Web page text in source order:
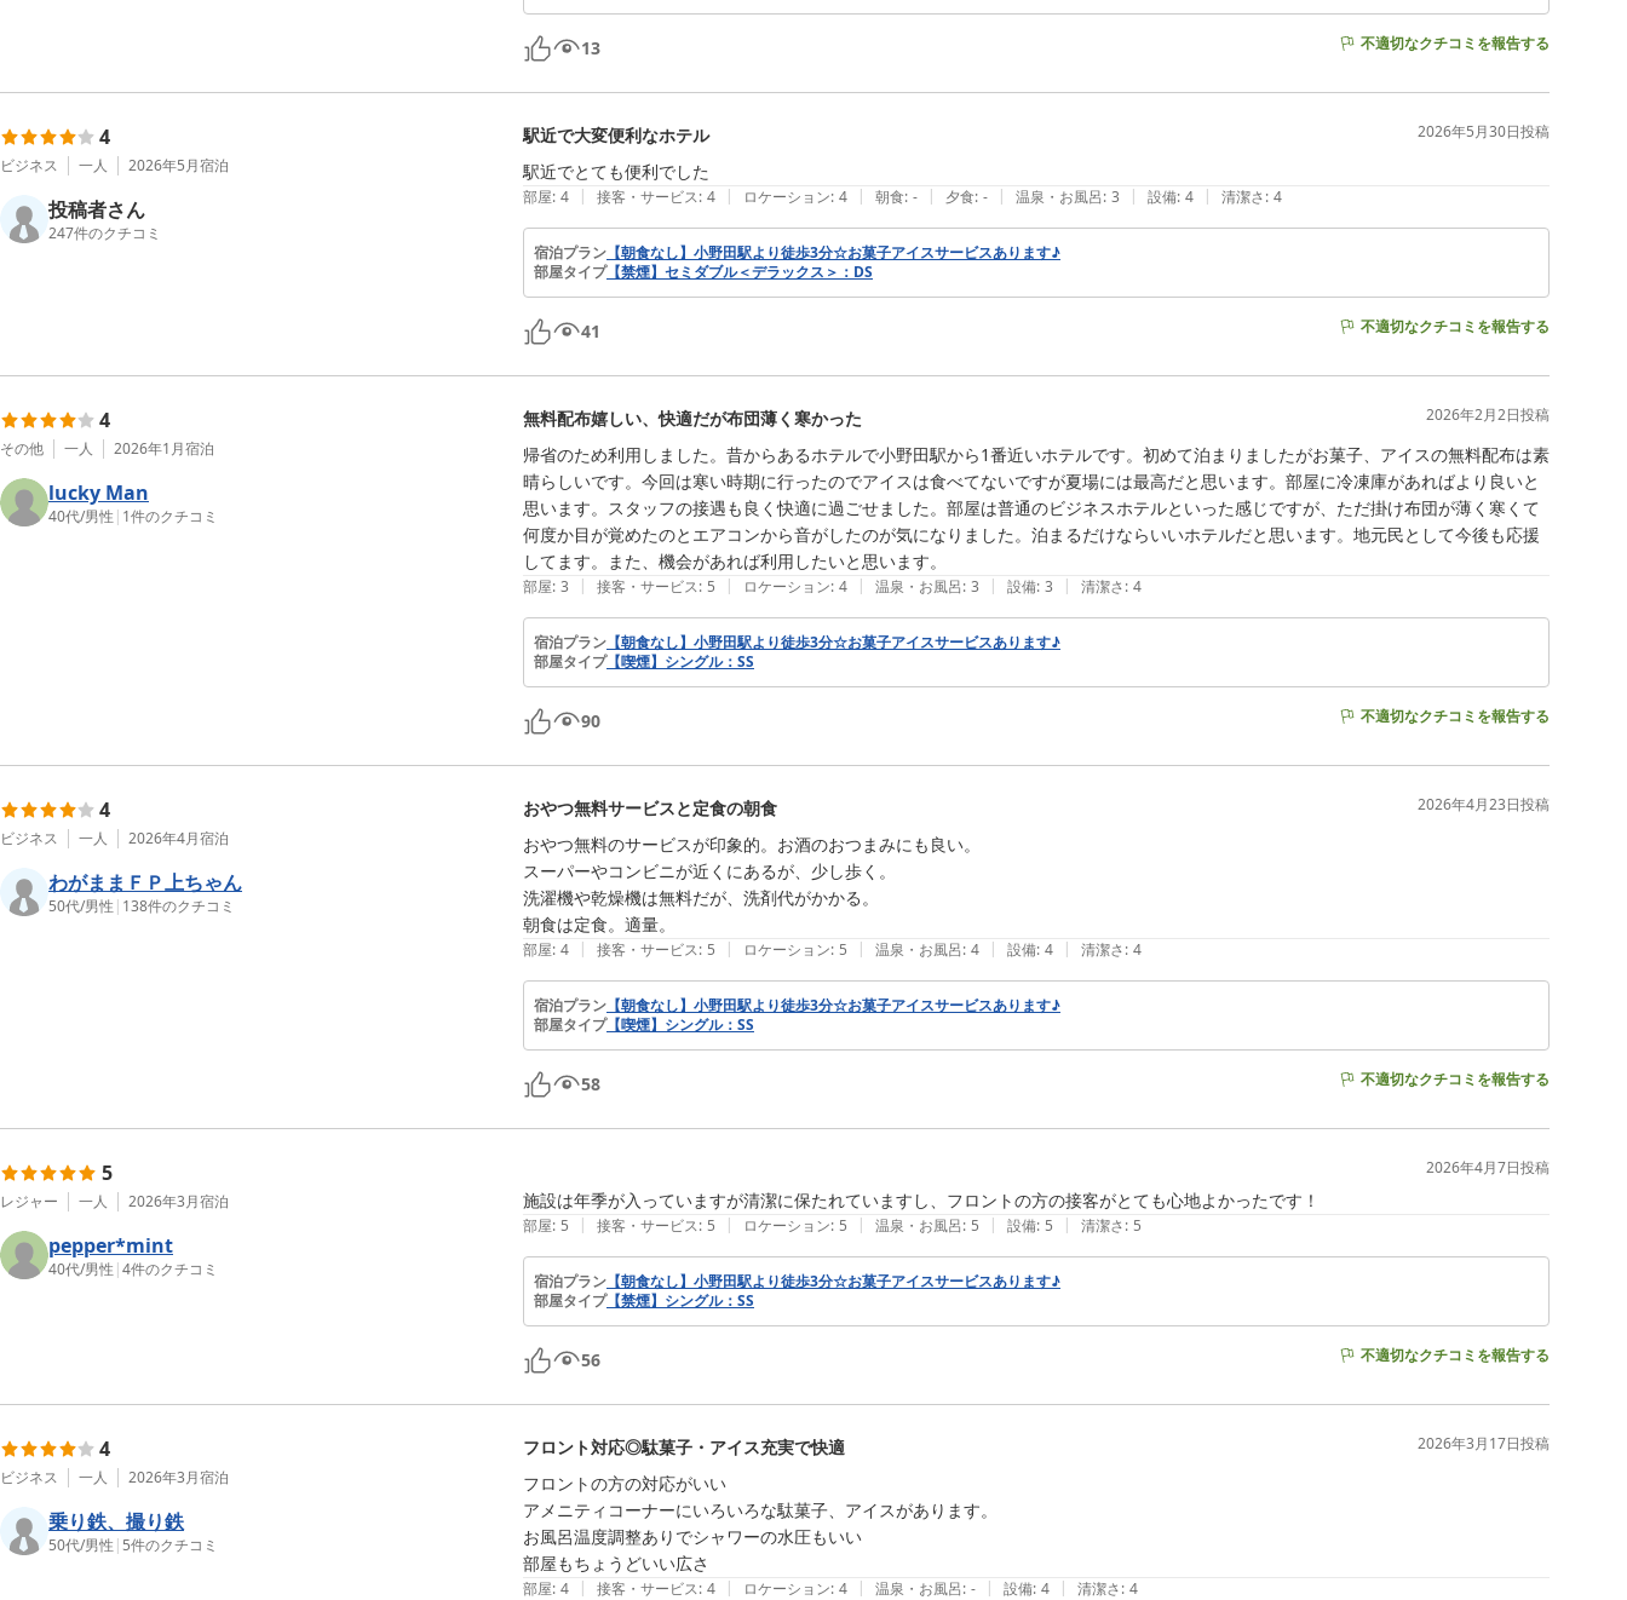
13 不適切なクチコミを報告する
4
ビジネス 一人 2026年5月宿泊
投稿者さん
247件のクチコミ
駅近で大変便利なホテル 2026年5月30日投稿
駅近でとても便利でした
部屋: 4 | 接客・サービス: 4 | ロケーション: 4 | 朝食: - | 夕食: - | 温泉・お風呂: 3 | 設備: 4 | 清潔さ: 4
宿泊プラン 【朝食なし】小野田駅より徒歩3分☆お菓子アイスサービスあります♪
部屋タイプ【禁煙】セミダブル＜デラックス＞：DS
41 不適切なクチコミを報告する
4
その他 一人 2026年1月宿泊
lucky Man
40代/男性 | 1件のクチコミ
無料配布嬉しい、快適だが布団薄く寒かった 2026年2月2日投稿
帰省のため利用しました。昔からあるホテルで小野田駅から1番近いホテルです。初めて泊まりましたがお菓子、アイスの無料配布は素
晴らしいです。今回は寒い時期に行ったのでアイスは食べてないですが夏場には最高だと思います。部屋に冷凍庫があればより良いと
思います。スタッフの接遇も良く快適に過ごせました。部屋は普通のビジネスホテルといった感じですが、ただ掛け布団が薄く寒くて
何度か目が覚めたのとエアコンから音がしたのが気になりました。泊まるだけならいいホテルだと思います。地元民として今後も応援
してます。また、機会があれば利用したいと思います。
部屋: 3 | 接客・サービス: 5 | ロケーション: 4 | 温泉・お風呂: 3 | 設備: 3 | 清潔さ: 4
宿泊プラン 【朝食なし】小野田駅より徒歩3分☆お菓子アイスサービスあります♪
部屋タイプ【喫煙】シングル：SS
90 不適切なクチコミを報告する
4
ビジネス 一人 2026年4月宿泊
わがままＦＰ上ちゃん
50代/男性 | 138件のクチコミ
おやつ無料サービスと定食の朝食 2026年4月23日投稿
おやつ無料のサービスが印象的。お酒のおつまみにも良い。
スーパーやコンビニが近くにあるが、少し歩く。
洗濯機や乾燥機は無料だが、洗剤代がかかる。
朝食は定食。適量。
部屋: 4 | 接客・サービス: 5 | ロケーション: 5 | 温泉・お風呂: 4 | 設備: 4 | 清潔さ: 4
宿泊プラン 【朝食なし】小野田駅より徒歩3分☆お菓子アイスサービスあります♪
部屋タイプ【喫煙】シングル：SS
58 不適切なクチコミを報告する
5
レジャー 一人 2026年3月宿泊
pepper*mint
40代/男性 |4件のクチコミ
2026年4月7日投稿
施設は年季が入っていますが清潔に保たれていますし、フロントの方の接客がとても心地よかったです！
部屋: 5 | 接客・サービス: 5 | ロケーション: 5 | 温泉・お風呂: 5 | 設備: 5 | 清潔さ: 5
宿泊プラン 【朝食なし】小野田駅より徒歩3分☆お菓子アイスサービスあります♪
部屋タイプ【禁煙】シングル：SS
56 不適切なクチコミを報告する
4
ビジネス 一人 2026年3月宿泊
乗り鉄、撮り鉄
50代/男性 | 5件のクチコミ
フロント対応◎駄菓子・アイス充実で快適 2026年3月17日投稿
フロントの方の対応がいい
アメニティコーナーにいろいろな駄菓子、アイスがあります。
お風呂温度調整ありでシャワーの水圧もいい
部屋もちょうどいい広さ
部屋: 4 | 接客・サービス: 4 | ロケーション: 4 | 温泉・お風呂: - | 設備: 4 | 清潔さ: 4